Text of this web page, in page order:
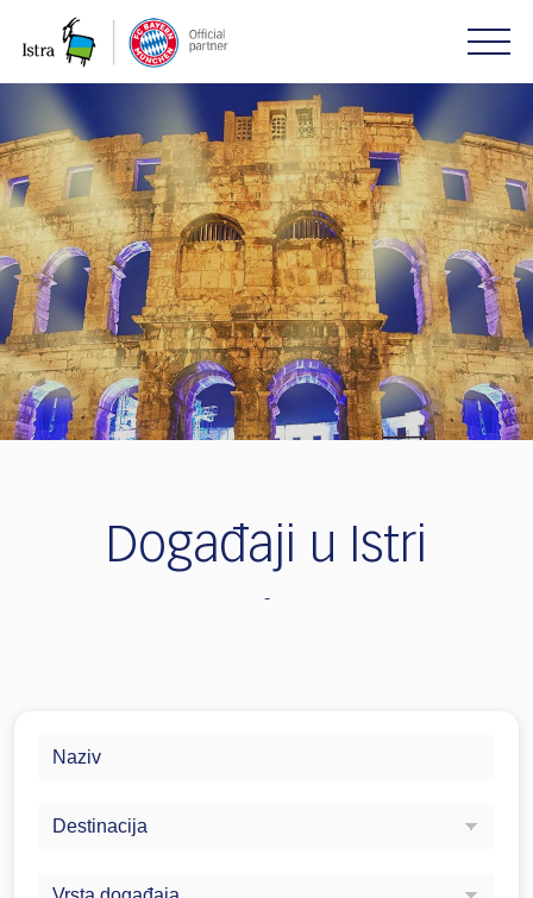
note:
website
includes
an
accessibility
system.
Događaji u Istri